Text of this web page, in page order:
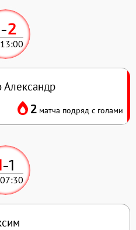
-1
07:30
-2
13:00
Александр
2 матча подряд с голами